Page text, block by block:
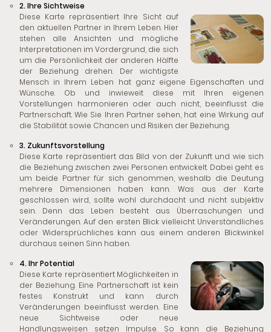
2. Ihre Sichtweise
Diese Karte repräsentiert Ihre Sicht auf
den aktuellen Partner in Ihrem Leben. Hier
stehen alle Ansichten und mögliche
Interpretationen im Vordergrund, die sich
um die Persönlichkeit der anderen Hälfte
der Beziehung drehen. Der wichtigste
Mensch in Ihrem Leben hat ganz eigene Eigenschaften und
Wünsche. Ob und inwieweit diese mit Ihren eigenen
Vorstellungen harmonieren oder auch nicht, beeinflusst die
Partnerschaft. Wie Sie Ihren Partner sehen, hat eine Wirkung auf
die Stabilität sowie Chancen und Risiken der Beziehung.
3. Zukunftsvorstellung
Diese Karte repräsentiert das Bild von der Zukunft und wie sich
die Beziehung zwischen zwei Personen entwickelt. Dabei geht es
um beide Partner für sich genommen, weshalb die Deutung
mehrere Dimensionen haben kann. Was aus der Karte
geschlossen wird, sollte wohl durchdacht und nicht subjektiv
sein. Denn das Leben besteht aus Überraschungen und
Veränderungen. Auf den ersten Blick vielleicht Unverständliches
oder Widersprüchliches kann aus einem anderen Blickwinkel
durchaus seinen Sinn haben.
4. Ihr Potential
Diese Karte repräsentiert Möglichkeiten in
der Beziehung. Eine Partnerschaft ist kein
festes Konstrukt und kann durch
Veränderungen beeinflusst werden. Eine
neue Sichtweise oder neue
Handlungsweisen setzen Impulse. So kann die Beziehung